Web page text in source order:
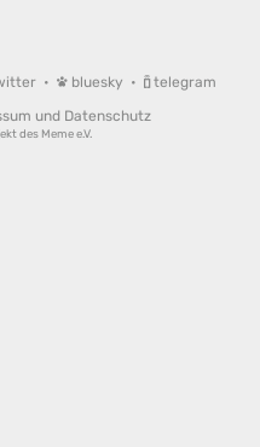
• bluesky •
telegram
und Datenschutz
des Meme e.V.